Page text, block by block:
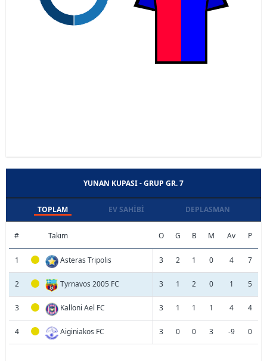
YUNAN KUPASI - GRUP GR. 7
TOPLAM EV SAHIBI DEPLASMAN
# Takım O G B M Av P
1 Asteras Tripolis 3 2 1 0 4 7
2 Tyrnavos 2005 FC 3 1 2 0 1 5
3 Kalloni Ael FC 3 1 1 1 4 4
4 Aiginiakos FC 3 0 0 3 -9 0